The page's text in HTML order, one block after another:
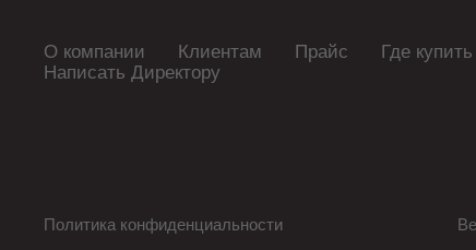
О компании Клиентам Прайс Где купить
Написать Директору
Политика конфиденциальности